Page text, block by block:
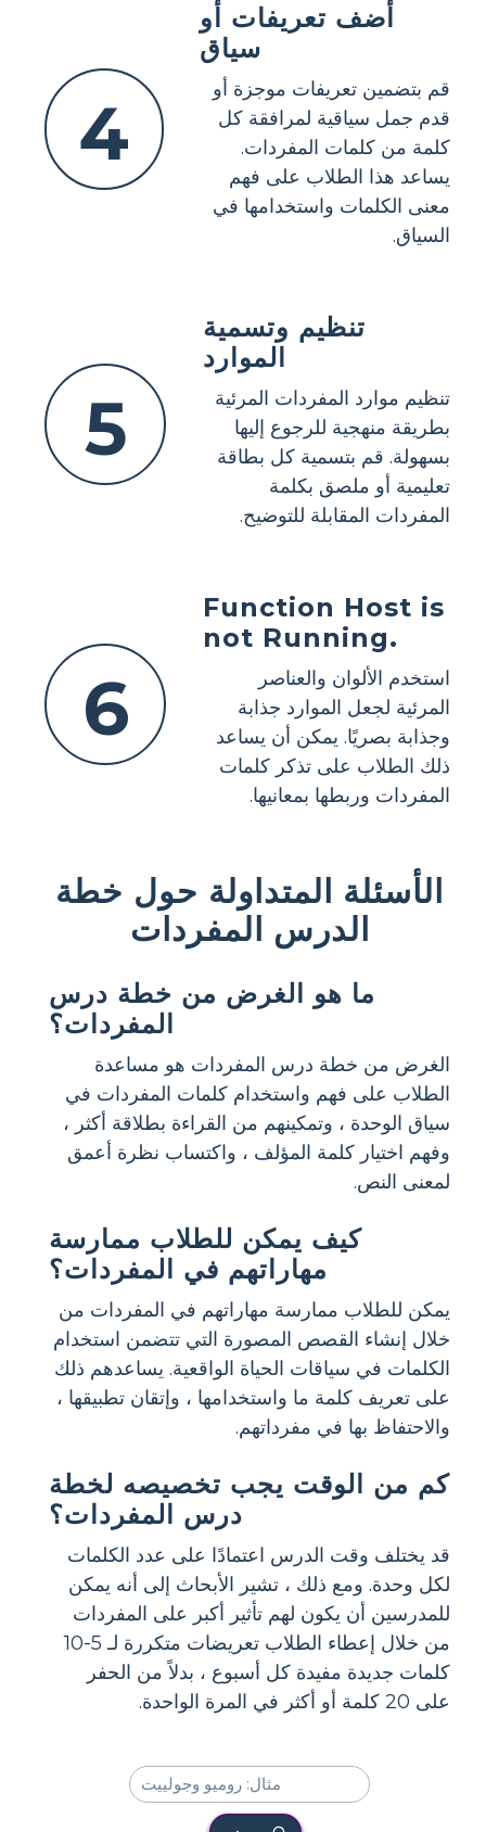
4
أضف تعريفات أو
سياق
قم بتضمين تعريفات موجزة أو
قدم جمل سياقية لمرافقة كل
كلمة من كلمات المفردات.
يساعد هذا الطلاب على فهم
معنى الكلمات واستخدامها في
السياق.
5
تنظيم وتسمية
الموارد
تنظيم موارد المفردات المرئية
بطريقة منهجية للرجوع إليها
بسهولة. قم بتسمية كل بطاقة
تعليمية أو ملصق بكلمة
المفردات المقابلة للتوضيح.
6
Function Host is
not Running.
استخدم الألوان والعناصر
المرئية لجعل الموارد جذابة
وجذابة بصريًا. يمكن أن يساعد
ذلك الطلاب على تذكر كلمات
المفردات وربطها بمعانيها.
الأسئلة المتداولة حول خطة
الدرس المفردات
ما هو الغرض من خطة درس
المفردات؟
الغرض من خطة درس المفردات هو مساعدة
الطلاب على فهم واستخدام كلمات المفردات في
سياق الوحدة ، وتمكينهم من القراءة بطلاقة أكثر ،
وفهم اختيار كلمة المؤلف ، واكتساب نظرة أعمق
لمعنى النص.
كيف يمكن للطلاب ممارسة
مهاراتهم في المفردات؟
يمكن للطلاب ممارسة مهاراتهم في المفردات من
خلال إنشاء القصص المصورة التي تتضمن استخدام
الكلمات في سياقات الحياة الواقعية. يساعدهم ذلك
على تعريف كلمة ما واستخدامها ، وإتقان تطبيقها ،
والاحتفاظ بها في مفرداتهم.
كم من الوقت يجب تخصيصه لخطة
درس المفردات؟
قد يختلف وقت الدرس اعتمادًا على عدد الكلمات
لكل وحدة. ومع ذلك ، تشير الأبحاث إلى أنه يمكن
للمدرسين أن يكون لهم تأثير أكبر على المفردات
من خلال إعطاء الطلاب تعريضات متكررة لـ 5-10
كلمات جديدة مفيدة كل أسبوع ، بدلاً من الحفر
على 20 كلمة أو أكثر في المرة الواحدة.